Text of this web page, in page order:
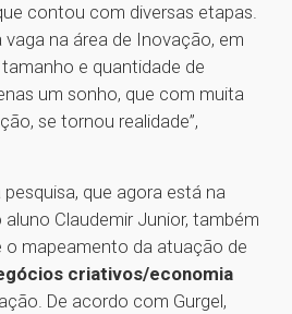
contou com diversas etapas.
na área de Inovação, em
e quantidade de
um sonho, que com muita
se tornou realidade”,
que agora está na
Claudemir Junior, também
o mapeamento da atuação de
criativos/economia
De acordo com Gurgel,